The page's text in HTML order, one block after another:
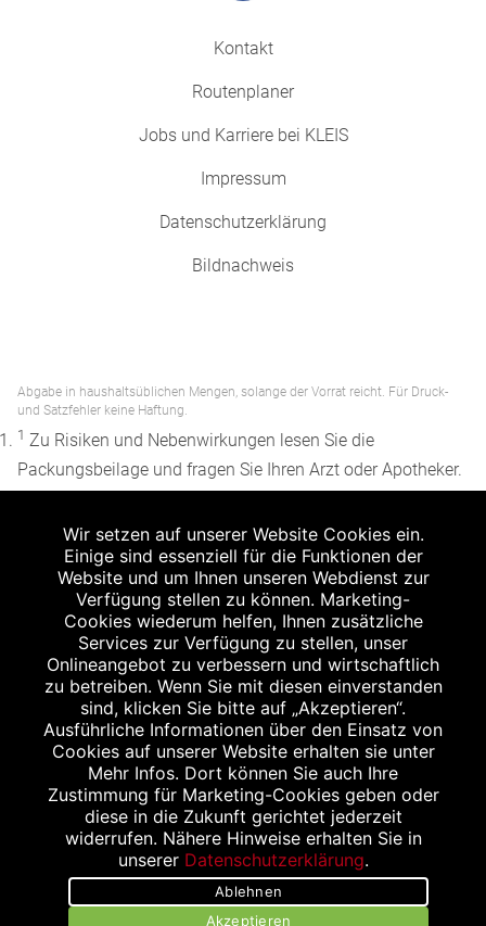
Kontakt
Routenplaner
Jobs und Karriere bei KLEIS
Impressum
Datenschutzerklärung
Bildnachweis
Abgabe in haushaltsüblichen Mengen, solange der Vorrat reicht. Für Druck-
und Satzfehler keine Haftung.
1 Zu Risiken und Nebenwirkungen lesen Sie die
Packungsbeilage und fragen Sie Ihren Arzt oder Apotheker.
Apothekenerstattungspreis (AEP). Der AEP ist keine
unverbindliche Preisempfehlung der Hersteller. Der AEP ist
ein von den Apotheken in Ansatz gebrachter Preis für
rezeptfreie Arzneimittel. Er entspricht in der Höhe dem für
Apotheken verbindlichen Abgabepreis, zu dem eine
Apotheke in bestimmten Fällen (z.B. bei Kindern unter 12
Jahren) das Produkt mit der gesetzlichen
Krankenversicherung abrechnet. Der AEP ist der allgemeine
Erstattungspreis im Falle einer Kostenübernahme durch die
gesetzlichen Krankenkassen, vor Abzug eines
Zwangsrabattes (zur Zeit 5%) nach §130 Abs. 1 SGB V.
Unverbindliche Preisempfehlung des Herstellers (UVP).
powered by apovena.de
Wir setzen auf unserer Website Cookies ein.
Einige sind essenziell für die Funktionen der
Website und um Ihnen unseren Webdienst zur
Verfügung stellen zu können. Marketing-
Cookies wiederum helfen, Ihnen zusätzliche
Services zur Verfügung zu stellen, unser
Onlineangebot zu verbessern und wirtschaftlich
zu betreiben. Wenn Sie mit diesen einverstanden
sind, klicken Sie bitte auf „Akzeptieren“.
Ausführliche Informationen über den Einsatz von
Cookies auf unserer Website erhalten sie unter
Mehr Infos. Dort können Sie auch Ihre
Zustimmung für Marketing-Cookies geben oder
diese in die Zukunft gerichtet jederzeit
widerrufen. Nähere Hinweise erhalten Sie in
unserer Datenschutzerklärung.
Ablehnen
Akzeptieren